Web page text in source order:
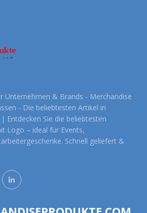
Unternehmen & Brands - Merchandise
- Die beliebtesten Artikel in
Entdecken Sie die beliebtesten
Logo – ideal für Events,
Schnell geliefert &